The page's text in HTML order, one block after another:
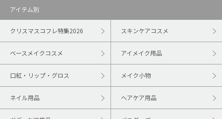
アイテム別
クリスマスコフレ特集2026 スキンケアコスメ
ベースメイクコスメ アイメイク用品
口紅・リップ・グロス メイク小物
ネイル用品 ヘアケア用品